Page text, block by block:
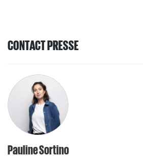
CONTACT PRESSE
Pauline Sortino